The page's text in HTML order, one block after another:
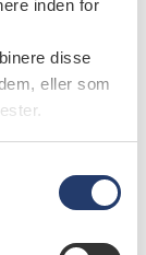
inden for
disse
eller som
i form af